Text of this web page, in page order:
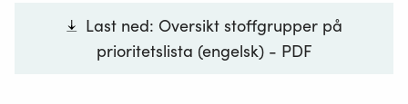
forurensing, har ansvar for å beskrive om det
blir forventa utslipp av stoff på prioritetslista.
Last ned: Oversikt stoffgrupper på
prioritetslista (engelsk) - PDF